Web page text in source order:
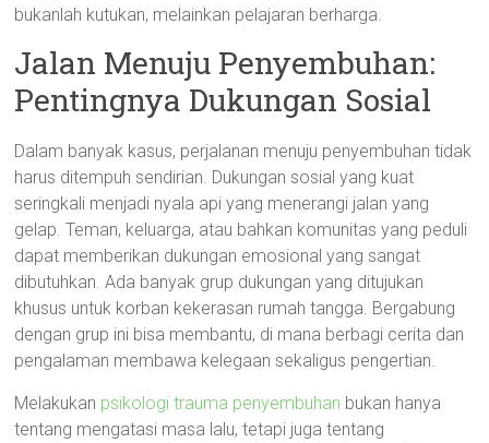
bukanlah kutukan, melainkan pelajaran berharga.
Jalan Menuju Penyembuhan:
Pentingnya Dukungan Sosial
Dalam banyak kasus, perjalanan menuju penyembuhan tidak
harus ditempuh sendirian. Dukungan sosial yang kuat
seringkali menjadi nyala api yang menerangi jalan yang
gelap. Teman, keluarga, atau bahkan komunitas yang peduli
dapat memberikan dukungan emosional yang sangat
dibutuhkan. Ada banyak grup dukungan yang ditujukan
khusus untuk korban kekerasan rumah tangga. Bergabung
dengan grup ini bisa membantu, di mana berbagi cerita dan
pengalaman membawa kelegaan sekaligus pengertian.
Melakukan psikologi trauma penyembuhan bukan hanya
tentang mengatasi masa lalu, tetapi juga tentang